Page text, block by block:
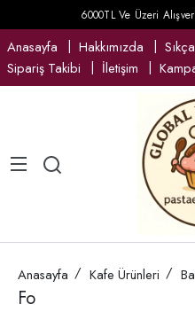
6000TL Ve Üzeri
Anasayfa Hakkımızda
Sipariş Takibi
İletişim
Anasayfa Kafe Ürünleri
Fo